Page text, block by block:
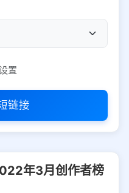
置
链接
年3月创作者榜